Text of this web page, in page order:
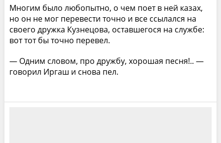
Многим было любопытно, о чем поет в ней казах,
но он не мог перевести точно и все ссылался на
своего дружка Кузнецова, оставшегося на службе:
вот тот бы точно перевел.
— Одним словом, про дружбу, хорошая песня!.. —
говорил Иргаш и снова пел.